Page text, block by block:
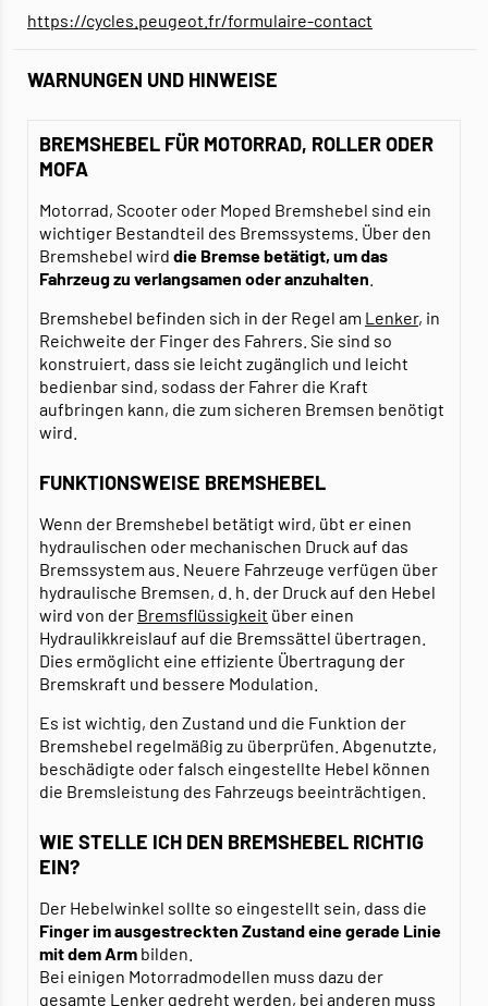
https://cycles.peugeot.fr/formulaire-contact
WARNUNGEN UND HINWEISE
BREMSHEBEL FÜR MOTORRAD, ROLLER ODER
MOFA
Motorrad, Scooter oder Moped Bremshebel sind ein
wichtiger Bestandteil des Bremssystems. Über den
Bremshebel wird die Bremse betätigt, um das
Fahrzeug zu verlangsamen oder anzuhalten
Bremshebel befinden sich in der Regel am Lenker, in
Reichweite der Finger des Fahrers. Sie sind so
konstruiert, dass sie leicht zugänglich und leicht
bedienbar sind, sodass der Fahrer die Kraft
aufbringen kann, die zum sicheren Bremsen benötigt
wird.
FUNKTIONSWEISE BREMSHEBEL
Wenn der Bremshebel betätigt wird, übt er einen
hydraulischen oder mechanischen Druck auf das
Bremssystem aus. Neuere Fahrzeuge verfügen über
hydraulische Bremsen, d. h. der Druck auf den Hebel
wird von der Bremsflüssigkeit über einen
Hydraulikkreislauf auf die Bremssättel übertragen.
Dies ermöglicht eine effiziente Übertragung der
Bremskraft und bessere Modulation.
Es ist wichtig, den Zustand und die Funktion der
Bremshebel regelmäßig zu überprüfen. Abgenutzte,
beschädigte oder falsch eingestellte Hebel können
die Bremsleistung des Fahrzeugs beeinträchtigen.
WIE STELLE ICH DEN BREMSHEBEL RICHTIG
EIN?
Der Hebelwinkel sollte so eingestellt sein, dass die
Finger im ausgestreckten Zustand eine gerade Linie
mit dem Arm bilden.
Bei einigen Motorradmodellen muss dazu der
gesamte Lenker gedreht werden, bei anderen muss